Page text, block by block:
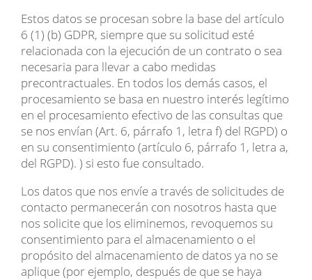
Estos datos se procesan sobre la base del artículo
6 (1) (b) GDPR, siempre que su solicitud esté
relacionada con la ejecución de un contrato o sea
necesaria para llevar a cabo medidas
precontractuales. En todos los demás casos, el
procesamiento se basa en nuestro interés legítimo
en el procesamiento efectivo de las consultas que
se nos envían (Art. 6, párrafo 1, letra f) del RGPD) o
en su consentimiento (artículo 6, párrafo 1, letra a,
del RGPD). ) si esto fue consultado.
Los datos que nos envíe a través de solicitudes de
contacto permanecerán con nosotros hasta que
nos solicite que los eliminemos, revoquemos su
consentimiento para el almacenamiento o el
propósito del almacenamiento de datos ya no se
aplique (por ejemplo, después de que se haya